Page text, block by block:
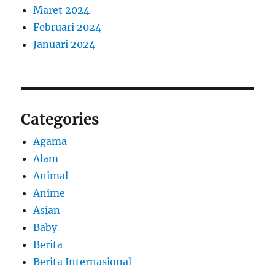
Maret 2024
Februari 2024
Januari 2024
Categories
Agama
Alam
Animal
Anime
Asian
Baby
Berita
Berita Internasional